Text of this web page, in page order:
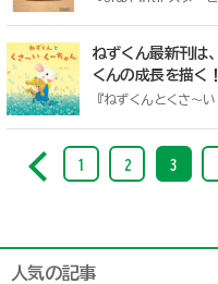
ねずくん最新刊は
くんの成長を描く！
『ねずくんとくさ〜い
1 2 3
人気の記事